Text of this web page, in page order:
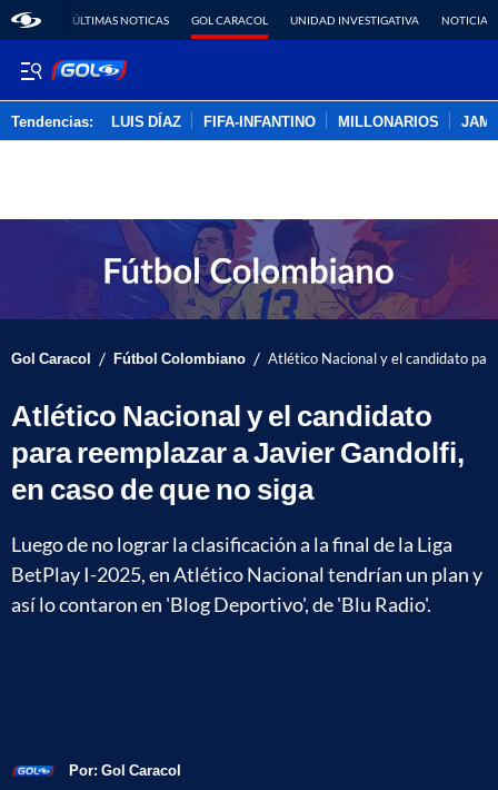
ÚLTIMAS NOTICAS GOL CARACOL UNIDAD INVESTIGATIVA NOTICIAS
Tendencias: LUIS DÍAZ FIFA-INFANTINO MILLONARIOS
Gol Caracol / Fútbol Colombiano / Atlético Nacional y el candidato
Atlético Nacional y el candidato
para reemplazar a Javier Gandolfi,
en caso de que no siga
Luego de no lograr la clasificación a la final de la Liga
BetPlay I-2025, en Atlético Nacional tendrían un plan y
así lo contaron en 'Blog Deportivo', de 'Blu Radio'.
Por: Gol Caracol